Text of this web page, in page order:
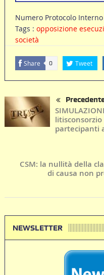
Numero Protocolo Interno
Tags : opposizione
società
Share 0 Tweet
partecipanti
CSM: la nullità della
di causa non
NEWSLETTER